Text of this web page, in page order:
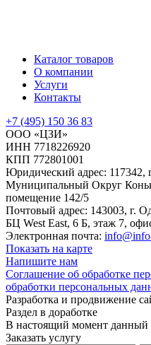
Каталог товаров
О компании
Услуги
Контакты
+7 (495) 150 36 83
ООО «ЦЗИ»
ИНН 7718226920
КПП 772801001
Юридический адрес: 117342,
Муниципальный Округ
помещение 142/5
Почтовый адрес: 143003, г.
БЦ West East, 6 Б, этаж 7,
Электронная почта:
Показать на карте
Напишите нам
Соглашение об обработке
обработки персональных
Разработка и продвижение
Раздел в доработке
В настоящий момент данный
Заказать услугу